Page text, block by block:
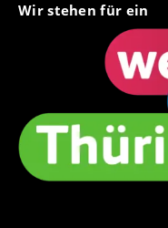
Wir stehen für ein